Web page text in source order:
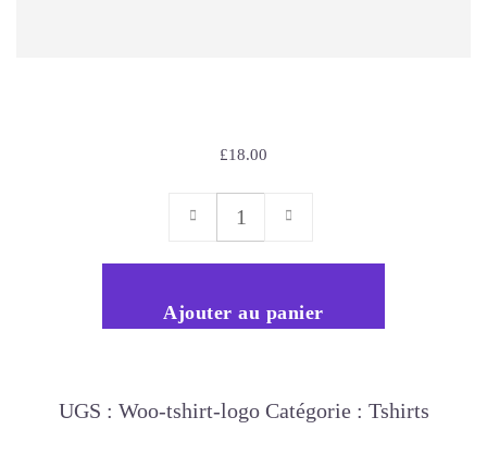
£18.00
Ajouter au panier
UGS : Woo-tshirt-logo Catégorie : Tshirts